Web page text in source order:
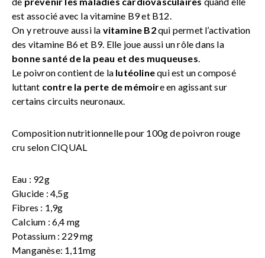
est associé avec la vitamine B9 et B12.
On y retrouve aussi la vitamine B2qui permet l’activation
des vitamine B6 et B9. Elle joue aussi un rôle dans la
bonne santé de la peau et des muqueuses.
Le poivron contient de la lutéolinequi est un composé
luttant contre la perte de mémoire en agissant sur
certains circuits neuronaux.
Composition nutritionnelle pour 100g de poivron rouge
cru selon CIQUAL
Eau : 92g
Glucide : 4,5g
Fibres : 1,9g
Calcium : 6,4 mg
Potassium : 229 mg
Manganèse: 1,11mg